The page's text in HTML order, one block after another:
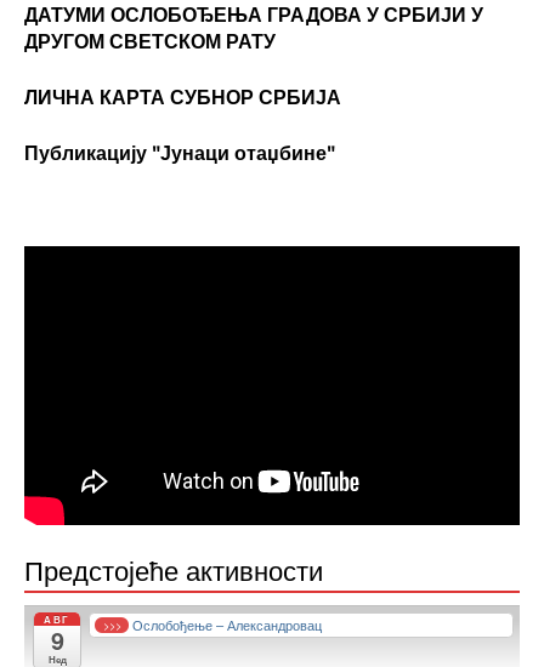
ДАТУМИ ОСЛОБОЂЕЊА ГРАДОВА У СРБИЈИ У
ДРУГОМ СВЕТСКОМ РАТУ
ЛИЧНА КАРТА СУБНОР СРБИЈА
Публикацију "Јунаци отаџбине"
Предстојеће активности
АВГ
9
Нед
>>> Ослобођење – Александровац